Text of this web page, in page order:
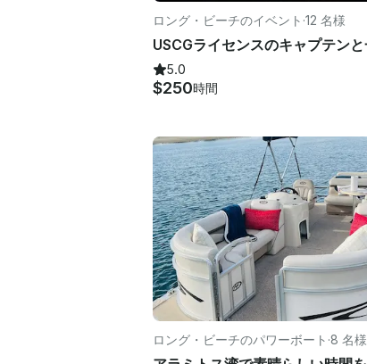
ロング・ビーチのイベント ·12 名様
5.0
$250時間
ロング・ビーチのパワーボート ·8 名様